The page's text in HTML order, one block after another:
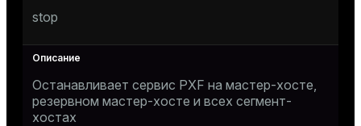
stop
Останавливает сервис PXF на мастер-хосте,
резервном мастер-хосте и всех сегмент-
хостах